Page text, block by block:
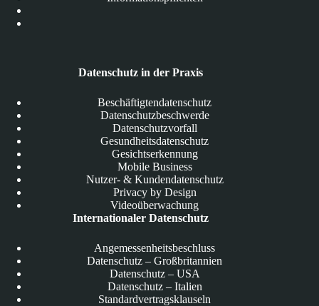
Datenschutz in der Praxis
Beschäftigtendatenschutz
Datenschutzbeschwerde
Datenschutzvorfall
Gesundheitsdatenschutz
Gesichtserkennung
Mobile Business
Nutzer- & Kundendatenschutz
Privacy by Design
Videoüberwachung
Internationaler Datenschutz
Angemessenheitsbeschluss
Datenschutz – Großbritannien
Datenschutz – USA
Datenschutz – Italien
Standardvertragsklauseln